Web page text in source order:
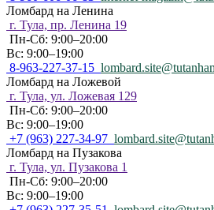
Ломбард на Ленина
г. Тула, пр. Ленина 19
Пн-Сб: 9:00–20:00
Вс: 9:00–19:00
8-963-227-37-15
Ломбард на Ложевой
г. Тула, ул. Ложевая 129
Пн-Сб: 9:00–20:00
Вс: 9:00–19:00
+7 (963) 227-34-97
Ломбард на Пузакова
г. Тула, ул. Пузакова 1
Пн-Сб: 9:00–20:00
Вс: 9:00–19:00